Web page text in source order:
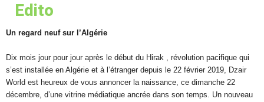
Edito
Un regard neuf sur l’Algérie
Dix mois jour pour jour après le début du Hirak , révolution pacifique qui
s’est installée en Algérie et à l’étranger depuis le 22 février 2019, Dzair
World est heureux de vous annoncer la naissance, ce dimanche 22
décembre, d’une vitrine médiatique ancrée dans son temps. Un nouveau